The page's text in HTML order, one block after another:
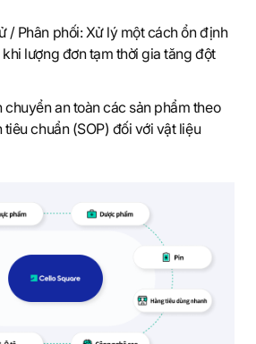
/ Phân phối: Xử lý một cách ổn định
lượng đơn tạm thời gia tăng đột
chuyển an toàn các sản phẩm theo
tiêu chuẩn (SOP) đối với vật liệu